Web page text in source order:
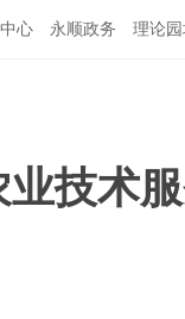
心 永顺政务 理论
业技术